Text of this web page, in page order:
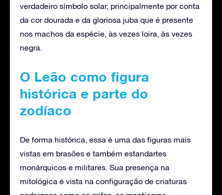
verdadeiro símbolo solar, principalmente por conta
da cor dourada e da gloriosa juba que é presente
nos machos da espécie, às vezes loira, às vezes
negra.
O Leão como figura
histórica e parte do
zodíaco
De forma histórica, essa é uma das figuras mais
vistas em brasões e também estandartes
monárquicos e militares. Sua presença na
mitológica é vista na configuração de criaturas